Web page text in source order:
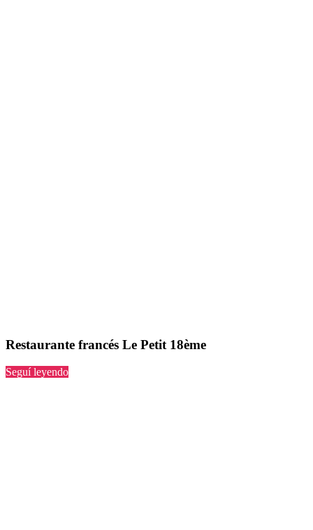
Restaurante francés Le Petit 18ème
Seguí leyendo“Le